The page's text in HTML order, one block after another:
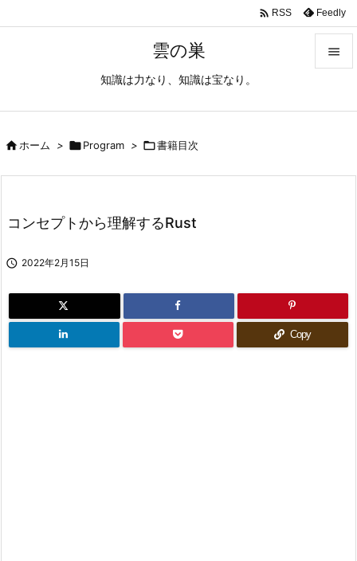
雲の巣
知識は力なり、知識は宝なり。

 RSS Feedly
ホーム > Program > 書籍目次
コンセプトから理解するRust
 2022年2月15日
Copy